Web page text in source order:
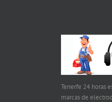
Tenerfe 24 horas
marcas de